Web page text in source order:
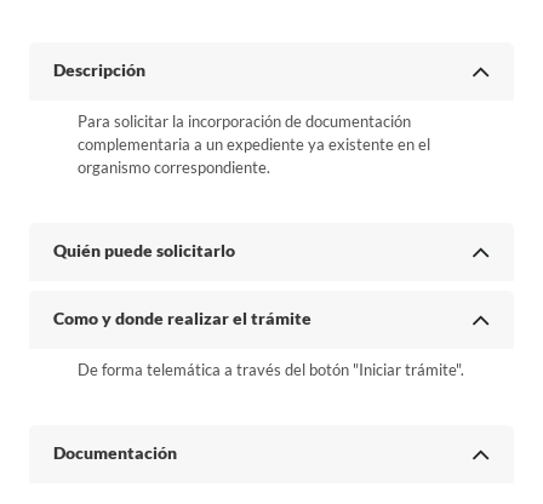
Descripción
Para solicitar la incorporación de documentación
complementaria a un expediente ya existente en el
organismo correspondiente.
Quién puede solicitarlo
Como y donde realizar el trámite
De forma telemática a través del botón "Iniciar trámite".
Documentación